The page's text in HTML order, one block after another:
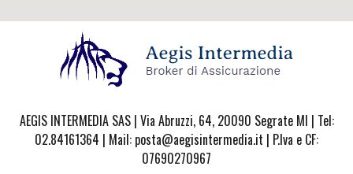
AEGIS INTERMEDIA SAS | Via Abruzzi, 64, 20090 Segrate MI | Tel:
02.84161364 | Mail: posta@aegisintermedia.it | P.Iva e CF:
07690270967